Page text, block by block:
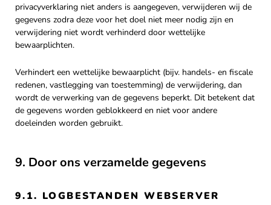
privacyverklaring niet anders is aangegeven, verwijderen wij de
gegevens zodra deze voor het doel niet meer nodig zijn en
verwijdering niet wordt verhinderd door wettelijke
bewaarplichten.
Verhindert een wettelijke bewaarplicht (bijv. handels- en fiscale
redenen, vastlegging van toestemming) de verwijdering, dan
wordt de verwerking van de gegevens beperkt. Dit betekent dat
de gegevens worden geblokkeerd en niet voor andere
doeleinden worden gebruikt.
9. Door ons verzamelde gegevens
9.1. LOGBESTANDEN WEBSERVER